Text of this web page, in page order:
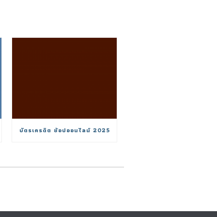
บัตรเครดิต ช้อปออนไลน์ 2025